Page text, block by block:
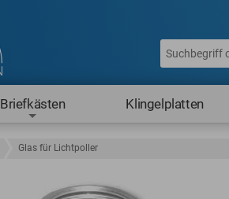
Briefkästen Klingelplatten
Glas für Lichtpoller